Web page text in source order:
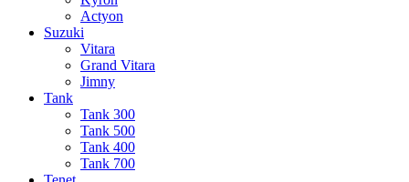
Actyon
Suzuki
Vitara
Grand Vitara
Jimny
Tank
Tank 300
Tank 500
Tank 400
Tank 700